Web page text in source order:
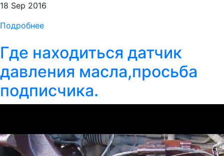
18 Sep 2016
Подробнее
Где находиться датчик
давления масла,просьба
подписчика.